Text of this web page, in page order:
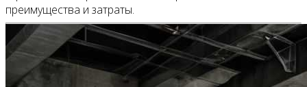
преимущества и затраты.